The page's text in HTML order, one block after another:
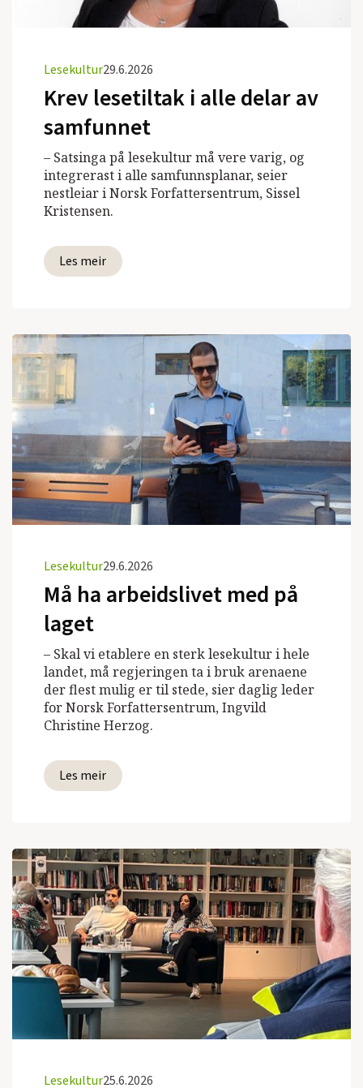
Lesekultur29.6.2026
Krev lesetiltak i alle delar av
samfunnet
– Satsinga på lesekultur må vere varig, og
integrerast i alle samfunnsplanar, seier
nestleiar i Norsk Forfattersentrum, Sissel
Kristensen.
Les meir
Lesekultur29.6.2026
Må ha arbeidslivet med på
laget
– Skal vi etablere en sterk lesekultur i hele
landet, må regjeringen ta i bruk arenaene
der flest mulig er til stede, sier daglig leder
for Norsk Forfattersentrum, Ingvild
Christine Herzog.
Les meir
Lesekultur25.6.2026